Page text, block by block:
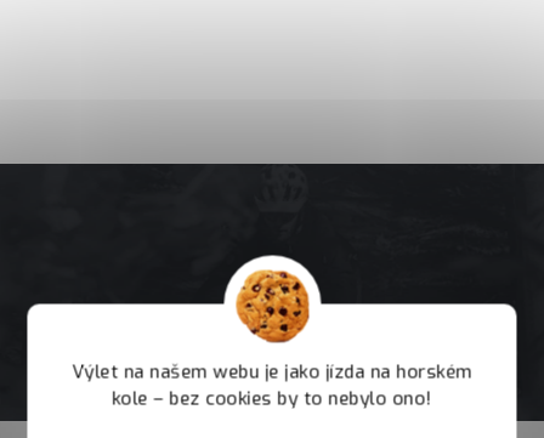
Výlet na našem webu je jako jízda na horském
kole – bez cookies by to nebylo ono!